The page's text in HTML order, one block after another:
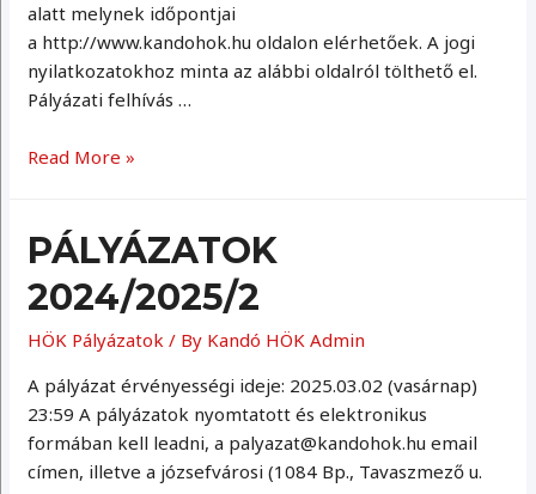
alatt melynek időpontjai
a http://www.kandohok.hu oldalon elérhetőek. A jogi
nyilatkozatokhoz minta az alábbi oldalról tölthető el.
Pályázati felhívás …
Általános
Read More »
PÁLYÁZATOK
2024/2025/2
HÖK Pályázatok / By Kandó HÖK Admin
A pályázat érvényességi ideje: 2025.03.02 (vasárnap)
23:59 A pályázatok nyomtatott és elektronikus
formában kell leadni, a palyazat@kandohok.hu email
címen, illetve a józsefvárosi (1084 Bp., Tavaszmező u.